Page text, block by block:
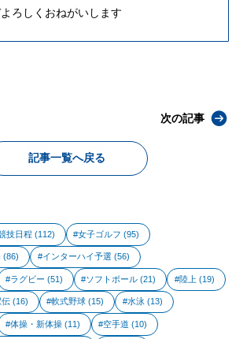
ろしくおねがいします
記事一覧へ戻る
次の記事
技日程 (112) 女子ゴルフ (95)
(86) インターハイ予選 (56)
ラグビー (51) ソフトボール (21) 陸上 (19)
伝(16) 軟式野球 (15) 水泳 (13)
体操・新体操(11) 空手道 (10)